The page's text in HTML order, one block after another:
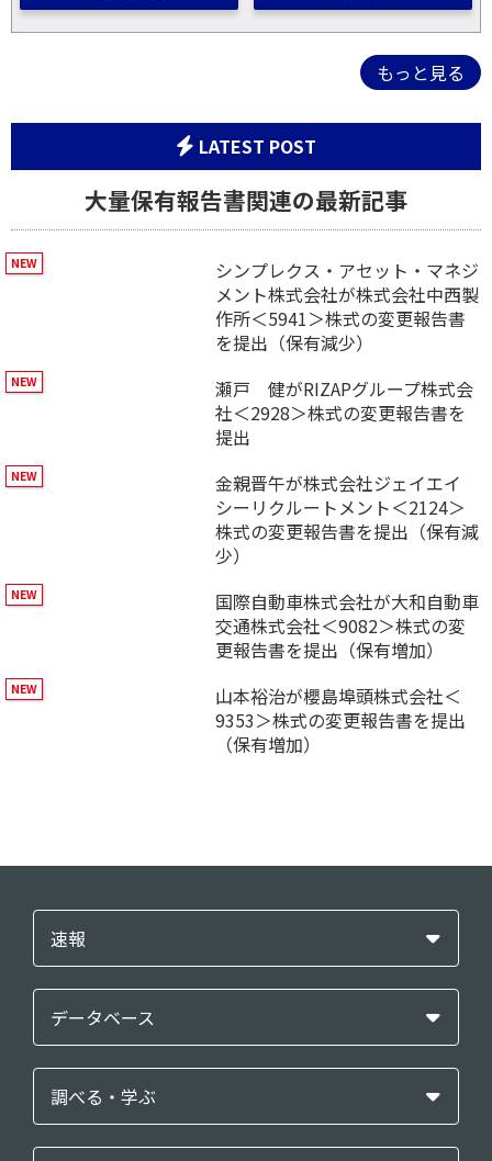
もっと見る
LATEST POST
大量保有報告書関連の最新記事
シンプレクス・アセット・マネジ
メント株式会社が株式会社中西製
作所＜5941＞株式の変更報告書
を提出（保有減少）
瀬戸 健がRIZAPグループ株式会
社＜2928＞株式の変更報告書を
提出
金親晋午が株式会社ジェイエイ
シーリクルートメント＜2124＞
株式の変更報告書を提出（保有減
少）
国際自動車株式会社が大和自動車
交通株式会社＜9082＞株式の変
更報告書を提出（保有増加）
山本裕治が櫻島埠頭株式会社＜
9353＞株式の変更報告書を提出
（保有増加）
速報
データベース
調べる・学ぶ